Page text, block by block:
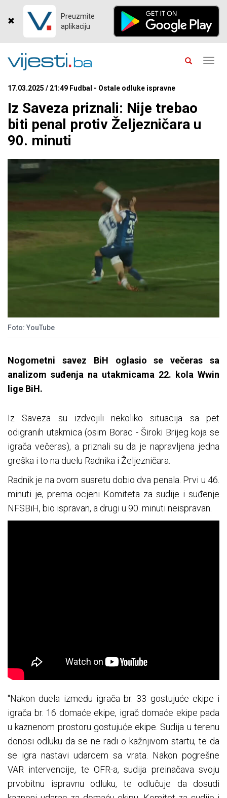
Preuzmite
aplikaciju
17.03.2025 / 21:49 Fudbal - Ostale odluke ispravne
Iz Saveza priznali: Nije trebao
biti penal protiv Željezničara u
90. minuti
Foto: YouTube
Nogometni savez BiH oglasio se večeras sa
analizom suđenja na utakmicama 22. kola Wwin
lige BiH.
Iz Saveza su izdvojili nekoliko situacija sa pet
odigranih utakmica (osim Borac - Široki Brijeg koja se
igrača večeras), a priznali su da je napravljena jedna
greška i to na duelu Radnika i Željezničara.
Radnik je na ovom susretu dobio dva penala. Prvi u 46.
minuti je, prema ocjeni Komiteta za sudije i suđenje
NFSBiH, bio ispravan, a drugi u 90. minuti neispravan.
"Nakon duela između igrača br. 33 gostujuće ekipe i
igrača br. 16 domaće ekipe, igrač domaće ekipe pada
u kaznenom prostoru gostujuće ekipe. Sudija u terenu
donosi odluku da se ne radi o kažnjivom startu, te da
se igra nastavi udarcem sa vrata. Nakon pogrešne
VAR intervencije, te OFR-a, sudija preinačava svoju
prvobitnu ispravnu odluku, te odlučuje da dosudi